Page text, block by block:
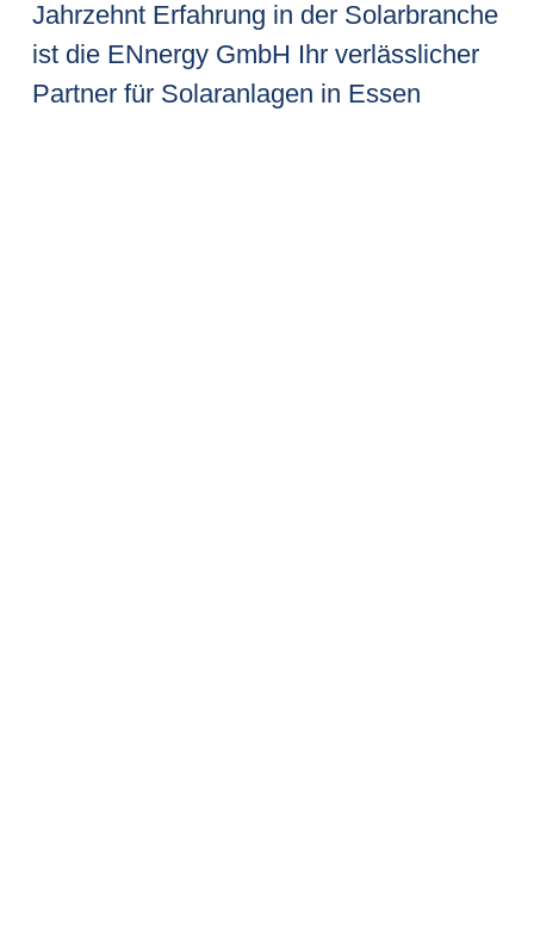
Jahrzehnt Erfahrung in der Solarbranche
ist die ENnergy GmbH Ihr verlässlicher
Partner für Solaranlagen in Essen